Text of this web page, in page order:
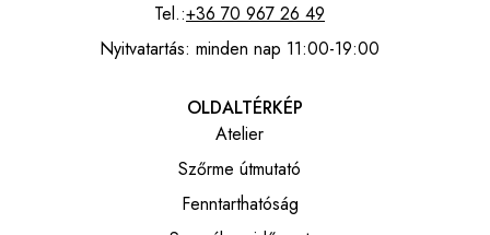
Tel.:+36 70 967 26 49
Nyitvatartás: minden nap 11:00-19:00
OLDALTÉRKÉP
Atelier
Szőrme útmutató
Fenntarthatóság